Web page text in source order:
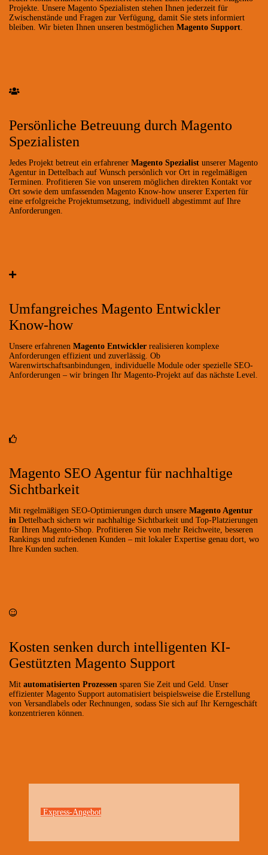
Projekte. Unsere Magento Spezialisten stehen Ihnen jederzeit für
Zwischenstände und Fragen zur Verfügung, damit Sie stets informiert
bleiben. Wir bieten Ihnen unseren bestmöglichen Magento Support
Persönliche Betreuung durch Magento
Spezialisten
Jedes Projekt betreut ein erfahrener Magento Spezialist unserer Magento
Agentur in Dettelbach auf Wunsch persönlich vor Ort in regelmäßigen
Terminen. Profitieren Sie von unserem möglichen direkten Kontakt vor
Ort sowie dem umfassenden Magento Know-how unserer Experten für
eine erfolgreiche Projektumsetzung, individuell abgestimmt auf Ihre
Anforderungen.
Umfangreiches Magento Entwickler
Know-how
Unsere erfahrenen Magento Entwickler realisieren komplexe
Anforderungen effizient und zuverlässig. Ob
Warenwirtschaftsanbindungen, individuelle Module oder spezielle SEO-
Anforderungen – wir bringen Ihr Magento-Projekt auf das nächste Level.
Magento SEO Agentur für nachhaltige
Sichtbarkeit
Mit regelmäßigen SEO-Optimierungen durch unsere Magento Agentur
in Dettelbach sichern wir nachhaltige Sichtbarkeit und Top-Platzierungen
für Ihren Magento-Shop. Profitieren Sie von mehr Reichweite, besseren
Rankings und zufriedenen Kunden – mit lokaler Expertise genau dort, wo
Ihre Kunden suchen.
Kosten senken durch intelligenten KI-
Gestützten Magento Support
Mit automatisierten Prozessen sparen Sie Zeit und Geld. Unser
effizienter Magento Support automatisiert beispielsweise die Erstellung
von Versandlabels oder Rechnungen, sodass Sie sich auf Ihr Kerngeschäft
konzentrieren können.
Express-Angebot